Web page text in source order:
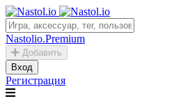
Nastolio.Premium
Добавить
Вход
Регистрация